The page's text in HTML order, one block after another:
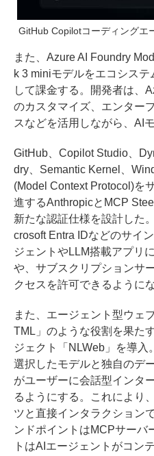
GitHub Copilotコーディングエ
また、Azure AI Foundry
k 3 miniモデルをエコシステ
して課金する。開発者は、
のカスタマイズ、エンター
スなどを活用しながら、AI
GitHub、Copilot Studio、
dry、Semantic Kernel、
(Model Context Protocol)を
進するAnthropicとMCP
新たな認証仕様を設計した
crosoft Entra IDなどのサイ
ジェントやLLM搭載アプリ
や、サブスクリプションサ
クセスを許可できるようにな
また、エージェント型ウェ
TML」のような役割を果た
ジェクト「NLWeb」を導
選択したモデルと独自のデ
がユーザーに会話型インタ
るようにする。これにより
ツと直接インタラクション
ンドポイントはMCPサーバ
トはAIエージェントがコン